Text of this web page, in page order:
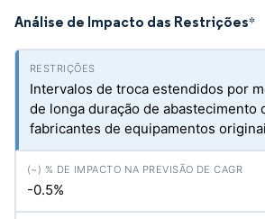
Análise de Impacto das Restrições*
Intervalos de troca estendidos por
de longa duração de abastecimento
fabricantes de equipamentos
-0.5%